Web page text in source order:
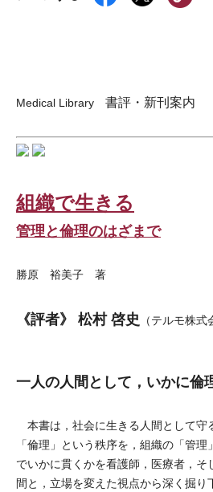
Medical Library 書評・新刊案内
組織で生きる
管理と倫理のはざまで
勝原 裕美子 著
《評者》 松村 啓史 （テルモ株式
一人の人間として，いかに倫
本書は，社会に生きる人間として守
「倫理」という秩序を，組織の「管理
でいかに貫くかを看護師，医療者，そ
間と，立場を変えた視点から深く掘り